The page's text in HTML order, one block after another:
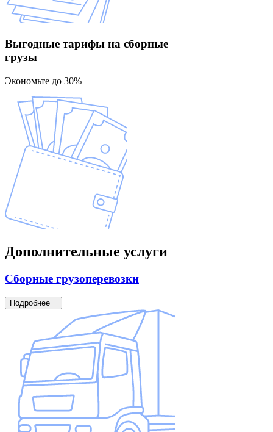
Выгодные тарифы на сборные
грузы
Экономьте до 30%
Дополнительные услуги
Сборные грузоперевозки
Подробнее